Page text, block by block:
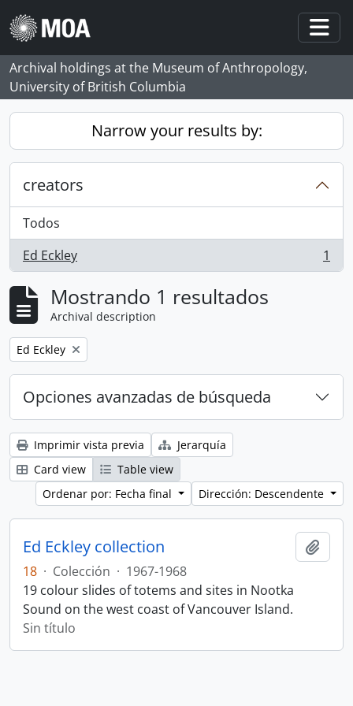
Skip to main content
Archival holdings at the Museum of Anthropology,
University of British Columbia
Narrow your results by:
creators
Todos
Ed Eckley
, 1 resultados 1
Mostrando 1 resultados
Archival description
Remove filter:
Ed Eckley
Opciones avanzadas de búsqueda
Imprimir vista previa
Jerarquía
Card view
Table view
Ordenar por: Fecha final
Dirección: Descendente
Ed Eckley collection
18 · Colección · 1967-1968
19 colour slides of totems and sites in Nootka
Sound on the west coast of Vancouver Island.
Sin título